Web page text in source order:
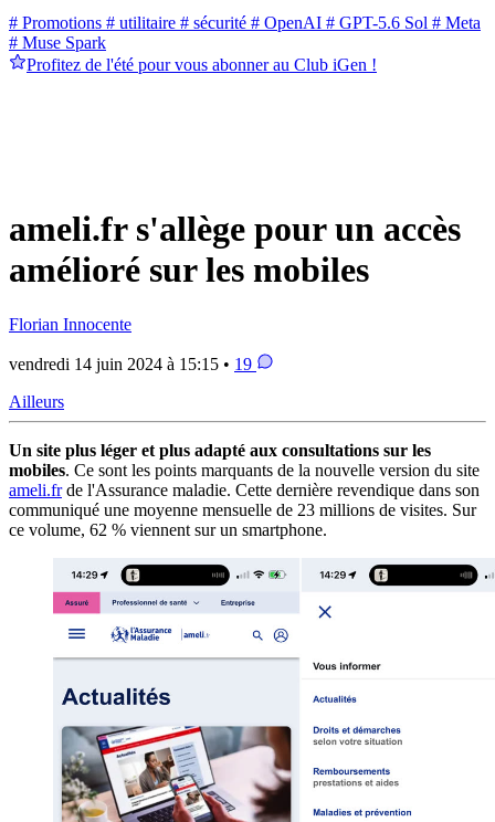
# Promotions # utilitaire # sécurité # OpenAI # GPT-5.6 Sol # Meta
# Muse Spark
Profitez de l'été pour vous abonner au Club iGen !
ameli.fr s'allège pour un accès
amélioré sur les mobiles
Florian Innocente
vendredi 14 juin 2024 à 15:15 • 19
Ailleurs
Un site plus léger et plus adapté aux consultations sur les
mobiles. Ce sont les points marquants de la nouvelle version du site
ameli.frde l'Assurance maladie. Cette dernière revendique dans son
communiqué une moyenne mensuelle de 23 millions de visites. Sur
ce volume, 62 % viennent sur un smartphone.